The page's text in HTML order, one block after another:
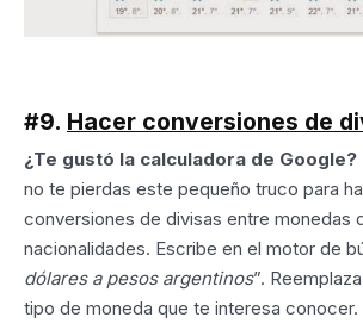
#9. Hacer conversiones de
¿Te gustó la calculadora de Google?
no te pierdas este pequeño truco para
conversiones de divisas entre monedas
nacionalidades. Escribe en el motor de
dólares a pesos argentinos”.
tipo de moneda que te interesa conocer.